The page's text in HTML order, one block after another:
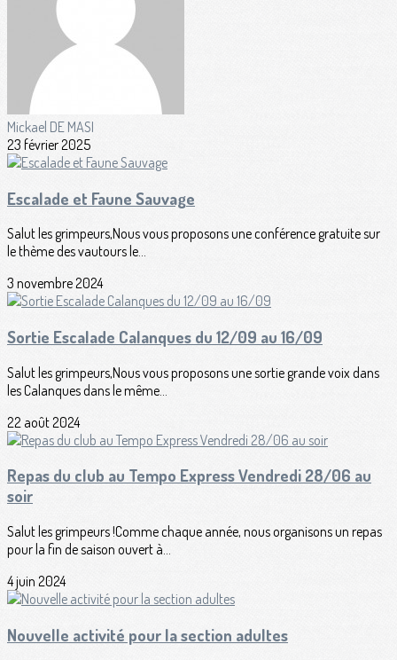
Mickael DE MASI
23 février 2025
Escalade et Faune Sauvage
Salut les grimpeurs,Nous vous proposons une conférence gratuite sur
le thème des vautours le...
3 novembre 2024
Sortie Escalade Calanques du 12/09 au 16/09
Salut les grimpeurs,Nous vous proposons une sortie grande voix dans
les Calanques dans le même...
22 août 2024
Repas du club au Tempo Express Vendredi 28/06 au
soir
Salut les grimpeurs !Comme chaque année, nous organisons un repas
pour la fin de saison ouvert à...
4 juin 2024
Nouvelle activité pour la section adultes